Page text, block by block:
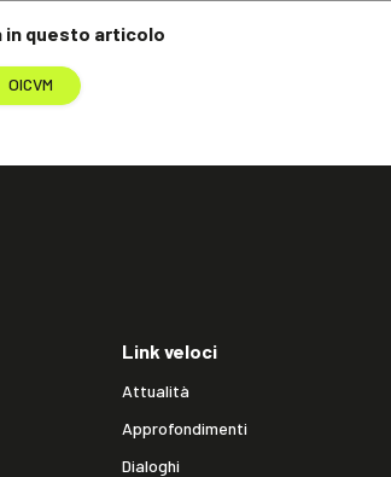
in questo articolo
OICVM
Link veloci
Attualità
Approfondimenti
Dialoghi